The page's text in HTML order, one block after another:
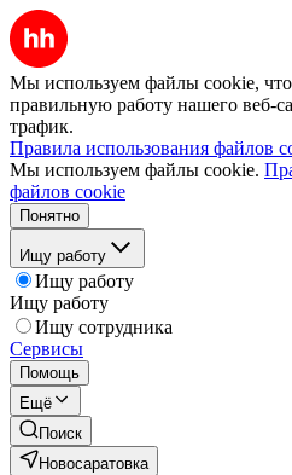
Мы используем файлы cookie,
правильную работу нашего веб-
трафик.
Правила использования файлов
Мы используем файлы cookie.
файлов cookie
Понятно
Ищу работу
Ищу работу
Ищу работу
Ищу сотрудника
Сервисы
Помощь
Ещё
Поиск
Новосаратовка